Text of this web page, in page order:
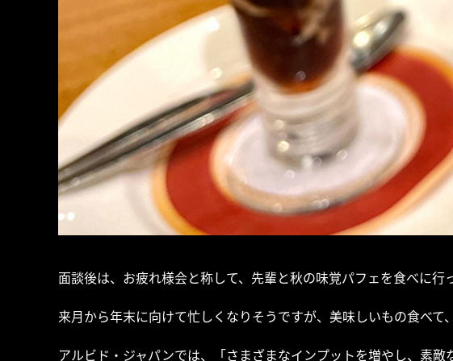
面談後は、お疲れ様会と称して、先輩と秋の味覚パフェを食べに行
来月から年末に向けて忙しくなりそうですが、美味しいもの食べ
アルビド・ジャパンでは、「さまざまなインプットを増やし、素